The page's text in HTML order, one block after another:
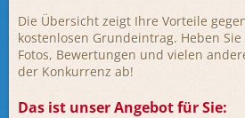
Die Übersicht zeigt Ihre Vorteile
kostenlosen Grundeintrag. Heben
Fotos, Bewertungen und vielen
der Konkurrenz ab!
Das ist unser Angebot für Sie: